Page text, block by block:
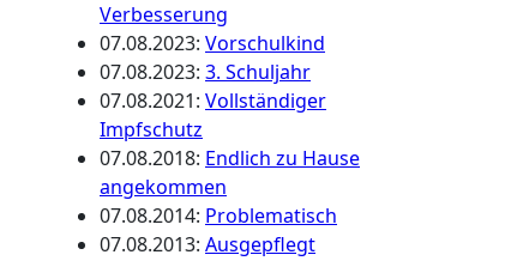
Verbesserung
07.08.2023: Vorschulkind
07.08.2023: 3. Schuljahr
07.08.2021: Vollständiger
Impfschutz
07.08.2018: Endlich zu Hause
angekommen
07.08.2014: Problematisch
07.08.2013: Ausgepflegt